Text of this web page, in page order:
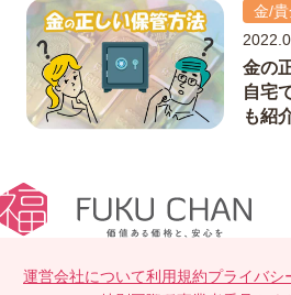
金/
金の
自宅
も紹
運営会社について利用規約プライバシ